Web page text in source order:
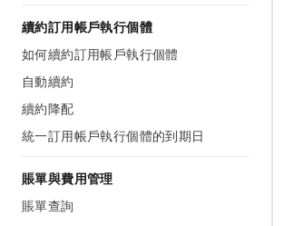
續約訂用帳戶執行個體
如何續約訂用帳戶執行個體
自動續約
續約降配
統一訂用帳戶執行個體的到期日
賬單與費用管理
賬單查詢